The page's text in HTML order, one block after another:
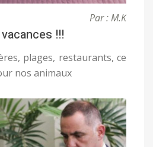
Par : M.K
!!!
plages, restaurants, ce
nos animaux